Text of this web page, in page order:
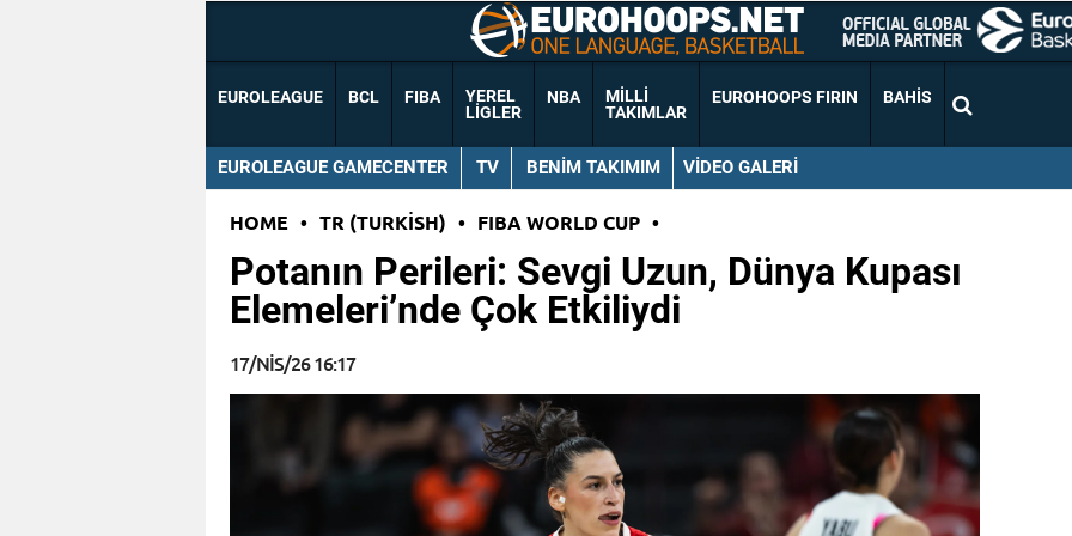
EUROLEAGUE BCL FIBA
YEREL
LIGLER
NBA
MILLI
TAKIMLAR
EUROHOOPS FIRIN BAHIS
EUROLEAGUE GAMECENTER TV BENIM TAKIMIM VIDEO GALERI
HOME • TR (TURKISH) • FIBA WORLD CUP •
Potanın Perileri: Sevgi Uzun, Dünya Kupası
Elemeleri’nde Çok Etkiliydi
17/NIS/26 16:17